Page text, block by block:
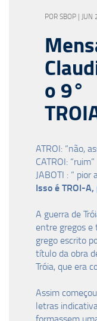
POR SBOP | JUN
o 9°
ATROI: “não,
CATROI: “ruim”
JABOTI : “ pior
Isso é TROI-A,
A guerra de
entre gregos e
grego escrito
título da obra
Tróia, que era
Assim
letras
formassem